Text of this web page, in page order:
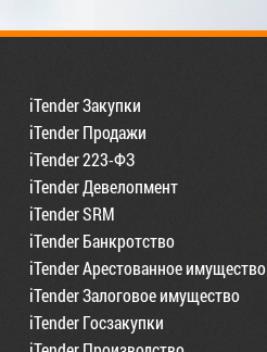
iTender Закупки
iTender Продажи
iTender 223-ФЗ
iTender Девелопмент
iTender SRM
iTender Банкротство
iTender Арестованное имущество
iTender Залоговое имущество
iTender Госзакупки